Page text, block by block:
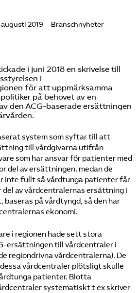
augusti 2019 Branschnyheter
i juni 2018 en skrivelse till
i
för att uppmärksamma
på behovet av en
den ACG-baserade ersättningen
system som syftar till att
till vårdgivarna utifrån
som har ansvar för patienter med
del av ersättningen, medan de
inte fullt så vårdtunga patienter får
del av vårdcentralernas ersättning i
baseras på vårdtyngd, så den har
ekonomi.
i regionen hade sett stora
ersättningen till vårdcentraler i
regiondrivna vårdcentralerna). De
vårdcentraler plötsligt skulle
patienter. Blotta
systematiskt t ex skriver